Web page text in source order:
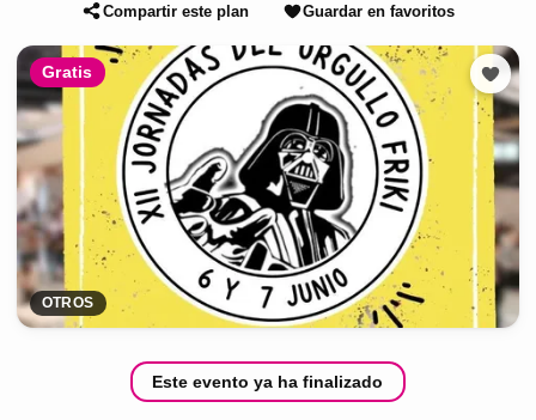
Compartir este plan Guardar en favoritos
Gratis
OTROS
Este evento ya ha finalizado